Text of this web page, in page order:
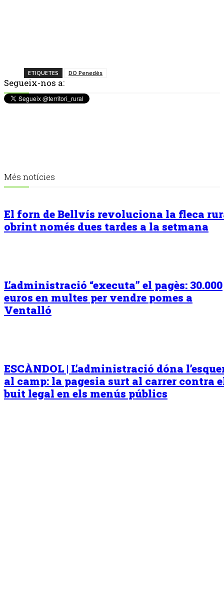
ETIQUETES DO Penedès
Segueix-nos a:
Més notícies
El forn de Bellvís revoluciona la fleca
obrint només dues tardes a la setmana
L’administració “executa” el pagès: 30.000
euros en multes per vendre pomes a
Ventalló
ESCÀNDOL | L’administració dóna
al camp: la pagesia surt al carrer contra
buit legal en els menús públics